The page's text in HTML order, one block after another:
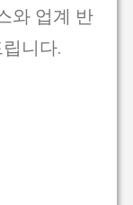
와 업계 반
니다.